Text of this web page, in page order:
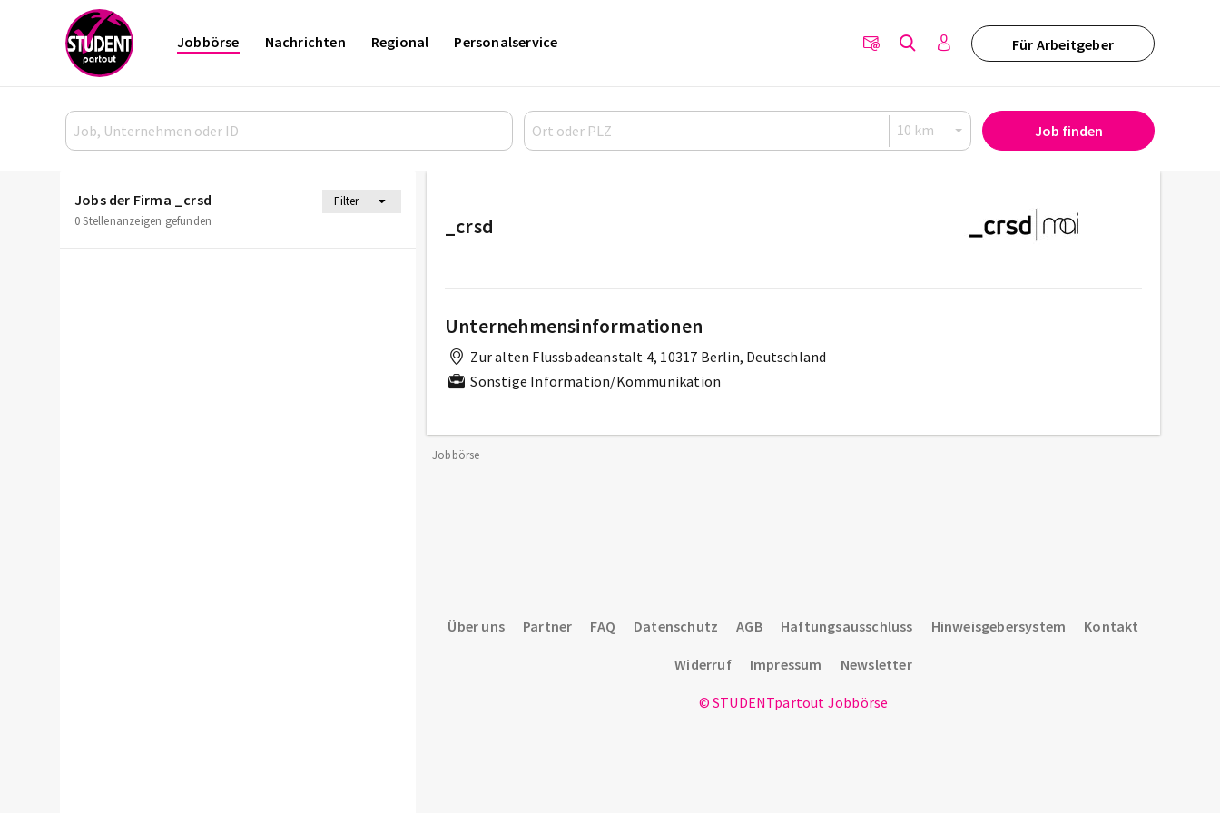
Für Arbeitgeber
Jobbörse Nachrichten Regional Personalservice
Job finden
Jobs der Firma _crsd
Filter
0 Stellenanzeigen gefunden
_crsd
Unternehmensinformationen
Zur alten Flussbadeanstalt 4, 10317 Berlin, Deutschland
Sonstige Information/Kommunikation
Jobbörse
Über uns Partner FAQ Datenschutz AGB Haftungsausschluss Hinweisgebersystem Kontakt
Widerruf Impressum Newsletter
© STUDENTpartout Jobbörse